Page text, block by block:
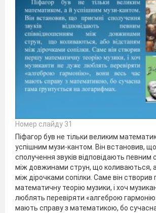
Номер слайду 31
Піфагор був не тільки великим
успішним музи-кантом. Він встановив,
сполучення звуків відповідають певним
між довжинами струн, що коливаються,
між дірочками сопілки. Саме він створив
математичну теорію музики, і хоч
люблять перевіряти «алгеброю
мають справу з математикою, бо